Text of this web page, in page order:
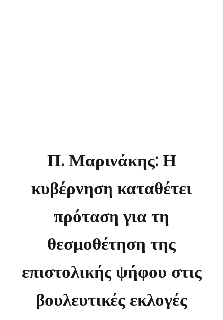
Π. Μαρινάκης: Η
κυβέρνηση καταθέτει
πρόταση για τη
θεσμοθέτηση της
επιστολικής ψήφου στις
βουλευτικές εκλογές